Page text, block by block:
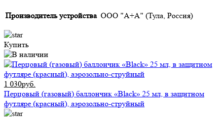
Производитель устройства ООО "А+А" (Тула, Россия)
Купить
1 030руб.
Перцовый (газовый) баллончик «Black» 25 мл, в защитном
футляре (красный), аэрозольно-струйный